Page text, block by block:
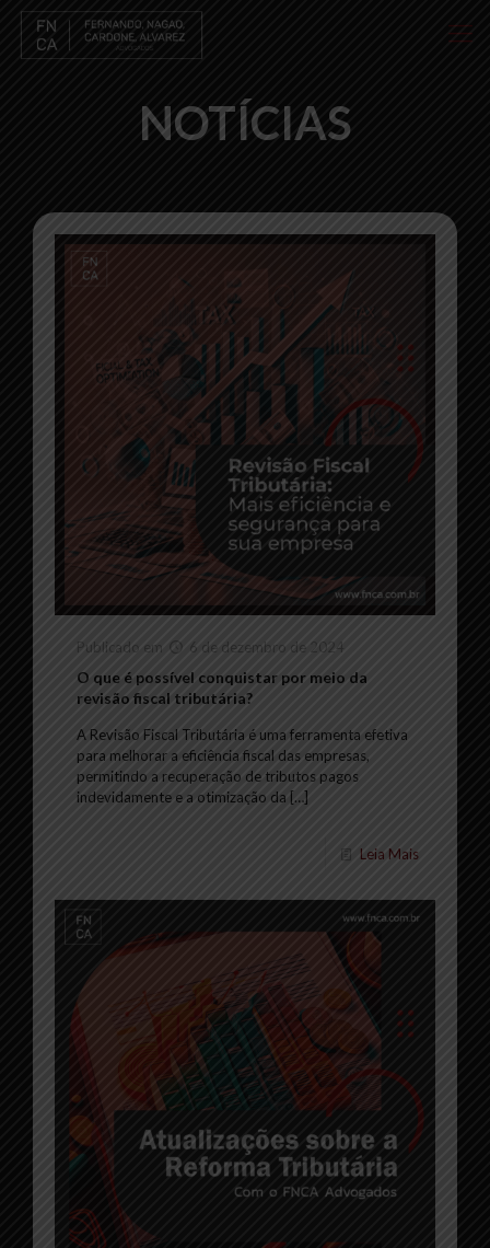
NOTÍCIAS
Publicado em 6 de dezembro de 2024
O que é possível conquistar por meio da
revisão fiscal tributária?
A Revisão Fiscal Tributária é uma ferramenta efetiva
para melhorar a eficiência fiscal das empresas,
permitindo a recuperação de tributos pagos
indevidamente e a otimização da […]
Leia Mais